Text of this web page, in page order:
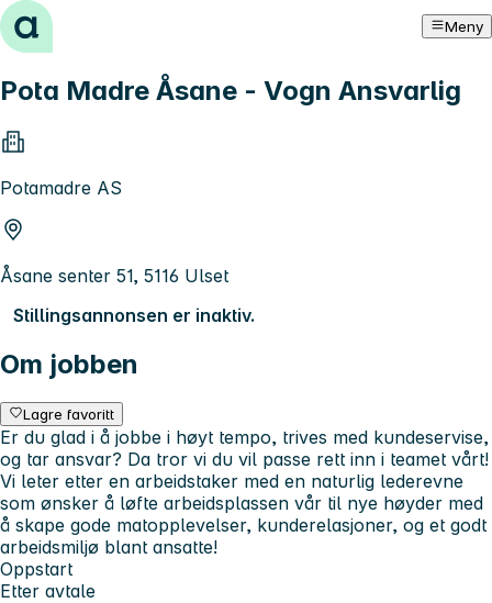
Hopp til innhold Meny
Pota Madre Åsane - Vogn Ansvarlig
Potamadre AS
Åsane senter 51, 5116 Ulset
Stillingsannonsen er inaktiv.
Om jobben
Lagre favoritt
Er du glad i å jobbe i høyt tempo, trives med kundeservise,
og tar ansvar? Da tror vi du vil passe rett inn i teamet vårt!
Vi leter etter en arbeidstaker med en naturlig lederevne
som ønsker å løfte arbeidsplassen vår til nye høyder med
å skape gode matopplevelser, kunderelasjoner, og et godt
arbeidsmiljø blant ansatte!
Oppstart
Etter avtale